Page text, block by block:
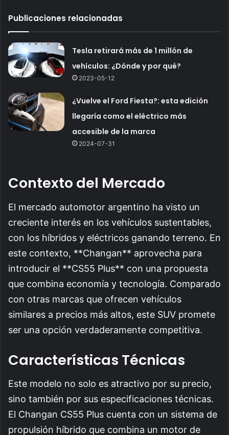
Publicaciones relacionadas
Tesla retirará más de 1 millón de
vehículos: ¿Dónde y por qué?
2023-05-12
¿Vuelve el Ford Fiesta?: esta edición
llegaría como el eléctrico más
accesible de la marca
2024-07-31
Contexto del Mercado
El mercado automotor argentino ha visto un
creciente interés en los vehículos sustentables,
con los híbridos y eléctricos ganando terreno. En
este contexto, **Changan** aprovecha para
introducir el **CS55 Plus** con una propuesta
que combina economía y tecnología. Comparado
con otras marcas que ofrecen vehículos
similares a precios más altos, este SUV promete
ser una opción verdaderamente competitiva.
Características Técnicas
Este modelo no solo es atractivo por su precio,
sino también por sus especificaciones técnicas.
El Changan CS55 Plus cuenta con un sistema de
propulsión híbrido que combina un motor de